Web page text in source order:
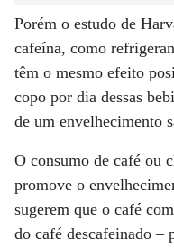
Porém o estudo de
cafeína, como
têm o mesmo efeito
copo por dia dessas
de um envelhecimento
O consumo de café ou
promove o
sugerem que o café
do café descafeinado –